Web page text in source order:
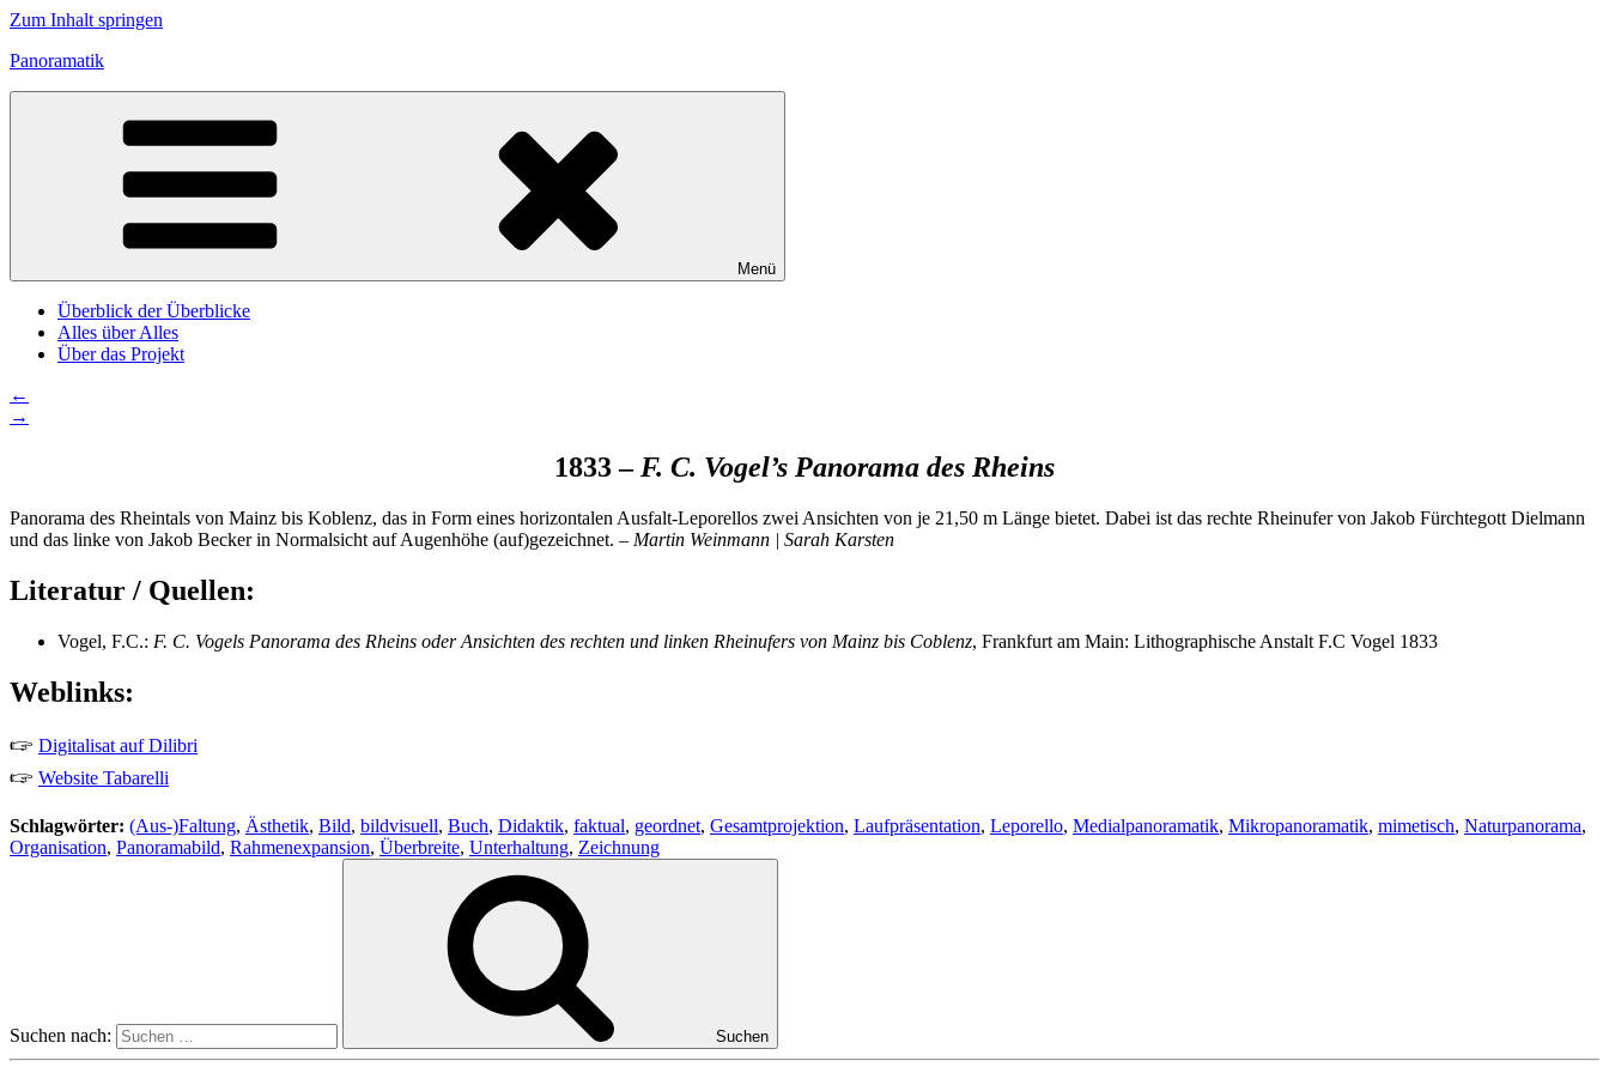
Zum Inhalt springen
Panoramatik
Menü
Überblick der Überblicke
Alles über Alles
Über das Projekt
←
→
1833 – F. C. Vogel’s Panorama des Rheins
Panorama des Rheintals von Mainz bis Koblenz, das in Form eines horizontalen Ausfalt-Leporellos zwei Ansichten von je 21,50 m Länge bietet. Dabei ist das rechte Rheinufer von Jakob Fürchtegott Dielmann
und das linke von Jakob Becker in Normalsicht auf Augenhöhe (auf)gezeichnet. – Martin Weinmann | Sarah Karsten
Literatur / Quellen:
Vogel, F.C.: F. C. Vogels Panorama des Rheins oder Ansichten des rechten und linken Rheinufers von Mainz bis Coblenz, Frankfurt am Main: Lithographische Anstalt F.C Vogel 1833
Weblinks:
🖙 Digitalisat auf Dilibri
🖙 Website Tabarelli
Schlagwörter: (Aus-)Faltung, Ästhetik, Bild, bildvisuell, Buch, Didaktik, faktual, geordnet, Gesamtprojektion, Laufpräsentation, Leporello, Medialpanoramatik, Mikropanoramatik, mimetisch, Naturpanorama,
Organisation, Panoramabild, Rahmenexpansion, Überbreite, Unterhaltung, Zeichnung
Suchen nach: Suchen